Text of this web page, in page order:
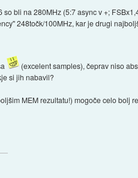
bli na 280MHz (5:7 async v +;
248točk/100MHz, kar je drugi
(excelent samples), čeprav niso
si jih nabavil?
MEM rezultatu!) mogoče celo bolj